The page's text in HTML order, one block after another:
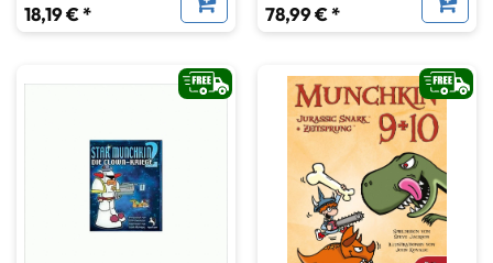
18,19 € * 78,99 € *